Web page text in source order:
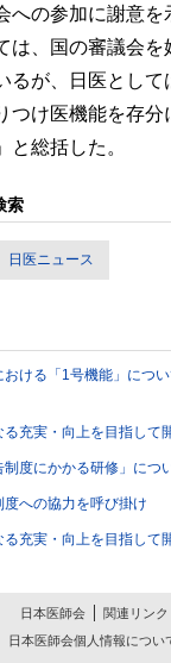
への参加に謝意
は、国の審議会を
るが、日医とし
つけ医機能を存分
と総括した。
索
日医ニュース
ける「1号機能」につ
充実・向上を目指して
制度にかかる研修」につ
への協力を呼び掛け
充実・向上を目指して
日本医師会
関連リンク
日本医師会個人情報につい